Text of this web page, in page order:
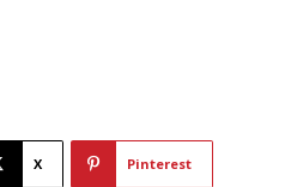
X Pinterest